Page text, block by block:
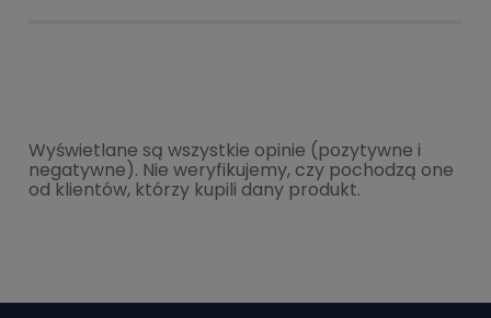
Wyświetlane są wszystkie opinie (pozytywne i
negatywne). Nie weryfikujemy, czy pochodzą one
od klientów, którzy kupili dany produkt.